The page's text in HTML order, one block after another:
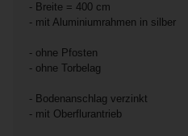
- Breite = 400 cm
- mit Aluminiumrahmen in silber
- ohne Pfosten
- ohne Torbelag
- Bodenanschlag verzinkt
- mit Oberflurantrieb